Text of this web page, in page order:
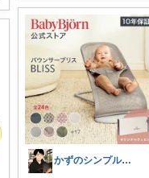
かずのシンプル生活｜一生モノに出会う場所